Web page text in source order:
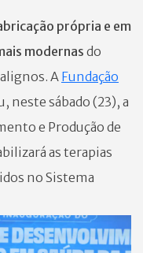
própria e em
modernas do
A Fundação
neste sábado (23), a
e Produção de
as terapias
no Sistema